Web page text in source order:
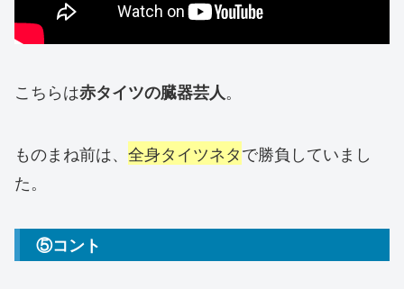
こちらは赤タイツの臓器芸人。
ものまね前は、 全身タイツネタで勝負していまし
た。
⑤コント